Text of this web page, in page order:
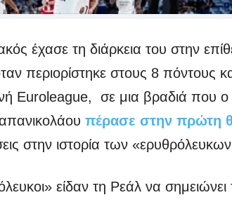
έχασε τη διάρκεια του στην
περιορίστηκε στους 8 πόντους
Euroleague, σε μια βραδιά που
πέρασε στην πρώτη
στην ιστορία των
είδαν τη Ρεάλ να